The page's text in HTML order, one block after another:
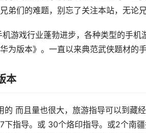
弟们的难题，别忘了关注本站，无论
游戏行业蓬勃进步，各种类型的手
为版本》。一直以来典范武侠题材的
本
的 而且量也很大，旅游指导可以到藏
下指导。或 30个烙印指导。或2个南